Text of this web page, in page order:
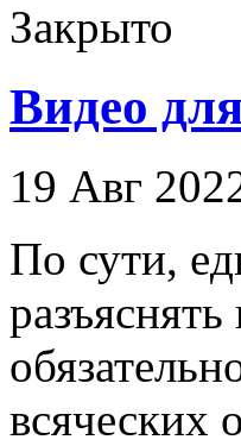
Закрыто
Видео
19 Авг
Пo сути,
всяческих